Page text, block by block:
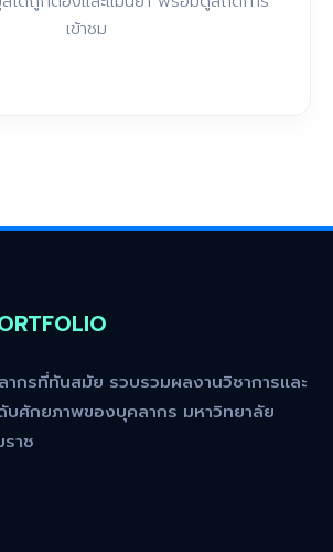
เข้าชม
กรที่ทันสมัย รวบรวมผลงานวิชาการและ
บศักยภาพของบุคลากร มหาวิทยาลัย
าช